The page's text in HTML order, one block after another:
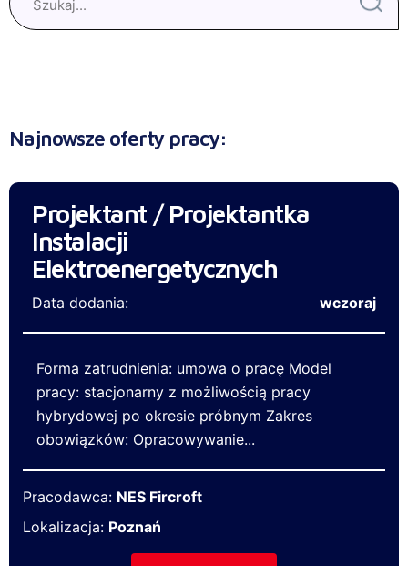
Najnowsze oferty pracy:
Projektant / Projektantka
Instalacji
Elektroenergetycznych
Data dodania: wczoraj
Forma zatrudnienia: umowa o pracę Model
pracy: stacjonarny z możliwością pracy
hybrydowej po okresie próbnym Zakres
obowiązków: Opracowywanie...
Pracodawca: NES Fircroft
Lokalizacja: Poznań